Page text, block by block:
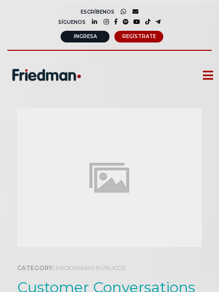
ESCRÍBENOS
SÍGUENOS
INGRESA REGÍSTRATE
CATEGORY: PROGRAMAS PÚBLICOS
Customer Conversations